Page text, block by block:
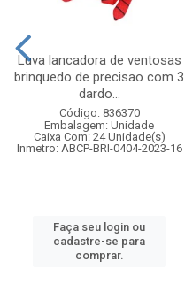
Luva lancadora de ventosas
brinquedo de precisao com 3
dardo...
Código: 836370
Embalagem: Unidade
Caixa Com: 24 Unidade(s)
Inmetro: ABCP-BRI-0404-2023-16
Faça seu login ou
cadastre-se para
comprar.